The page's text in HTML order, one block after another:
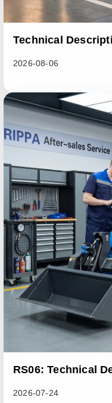
Technical
2026-08-06
RS06: Technical
2026-07-24